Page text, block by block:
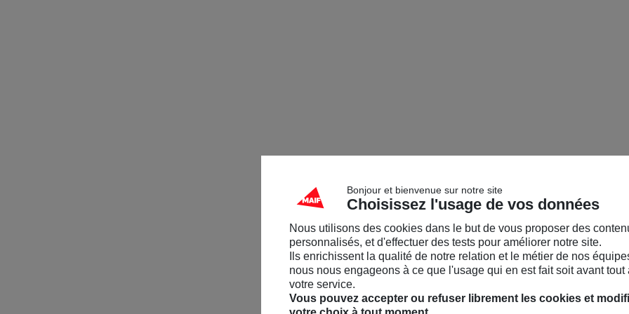
Bonjour et bienvenue sur notre site
Choisissez l'usage de vos données
Nous utilisons des cookies dans le but de vous proposer des
personnalisés, et d'effectuer des tests pour améliorer notre site.
Ils enrichissent la qualité de notre relation et le métier de nos
nous nous engageons à ce que l'usage qui en est fait soit avant tout
votre service.
Vous pouvez accepter ou refuser librement les cookies et